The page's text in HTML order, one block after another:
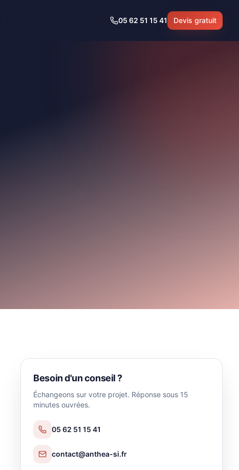
05 62 51 15 41 Devis gratuit
Besoin d'un conseil ?
Échangeons sur votre projet. Réponse sous 15
minutes ouvrées.
05 62 51 15 41
contact@anthea-si.fr